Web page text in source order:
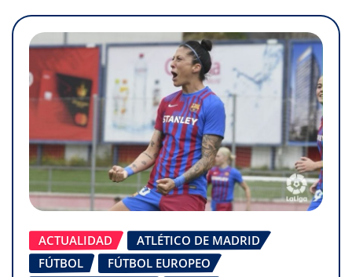
ACTUALIDAD
ATLÉTICO DE MADRID
FÚTBOL
FÚTBOL EUROPEO